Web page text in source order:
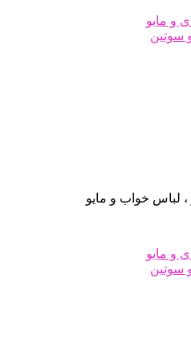
و مایو
لباس خواب و مایو
و مایو